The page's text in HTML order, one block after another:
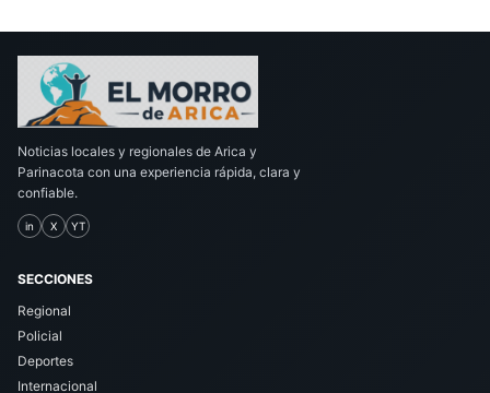
Noticias locales y regionales de Arica y
Parinacota con una experiencia rápida, clara y
confiable.
in X YT
SECCIONES
Regional
Policial
Deportes
Internacional